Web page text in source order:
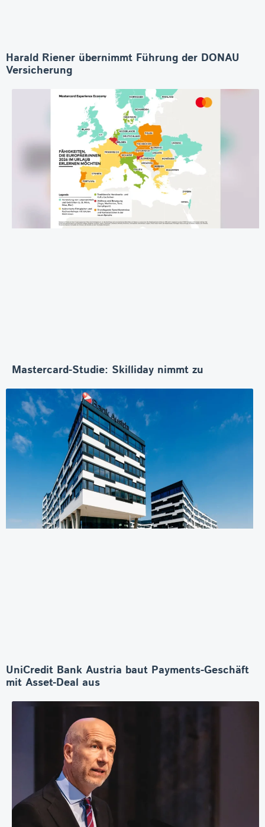
Harald Riener übernimmt Führung der DONAU
Versicherung
Mastercard-Studie: Skilliday nimmt zu
UniCredit Bank Austria baut Payments-Geschäft
mit Asset-Deal aus